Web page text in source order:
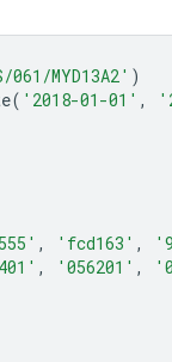
061/MYD13A2' )
( '2018-01-01' ,
, 'fcd163' ,
, '056201' ,